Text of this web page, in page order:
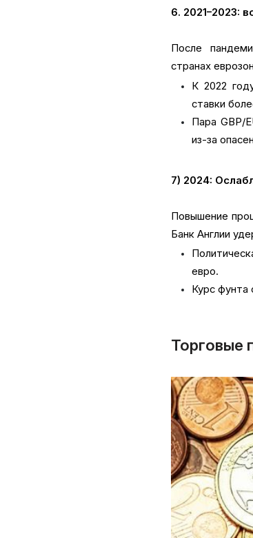
6. 2021–2023:
После
странах
К 2022
ставки
Пара GBP/
из-за
7) 2024:
Повышение
Банк Англии
евро.
Курс фунта
Торговые